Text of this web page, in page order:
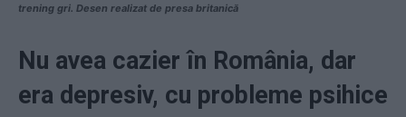
trening gri. Desen realizat de presa britanică
Nu avea cazier în România, dar
era depresiv, cu probleme psihice